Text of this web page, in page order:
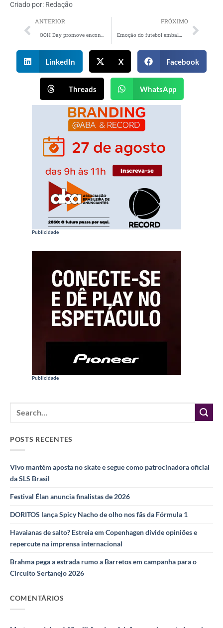
Criado por: Redação
ANTERIOR
OOH Day promove encontro entre marcas, agências e lideranças em Porto Alegre
PRÓXIMO
Emoção do futebol embala nova campanha da Super Bonder
LinkedIn X Facebook
Threads WhatsApp
Publicidade
Publicidade
POSTS RECENTES
Vivo mantém aposta no skate e segue como patrocinadora oficial
da SLS Brasil
Festival Élan anuncia finalistas de 2026
DORITOS lança Spicy Nacho de olho nos fãs da Fórmula 1
Havaianas de salto? Estreia em Copenhagen divide opiniões e
repercute na imprensa internacional
Brahma pega a estrada rumo a Barretos em campanha para o
Circuito Sertanejo 2026
COMENTÁRIOS